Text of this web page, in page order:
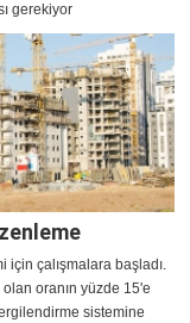
gerekiyor
için çalışmalara başladı.
oranın yüzde 15'e
sistemine